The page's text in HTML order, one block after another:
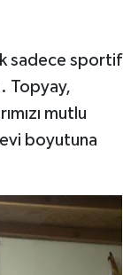
sadece sportif
Topyay,
mutlu
boyutuna